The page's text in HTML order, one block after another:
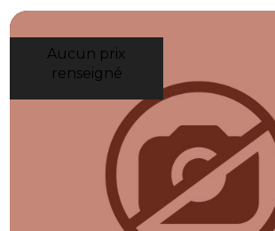
Aucun prix
renseigné